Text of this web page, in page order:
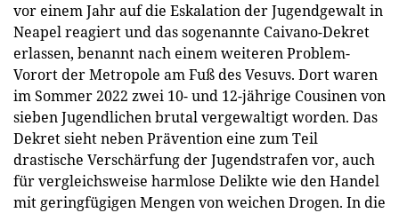
vor einem Jahr auf die Eskalation der Jugendgewalt in
Neapel reagiert und das sogenannte Caivano-Dekret
erlassen, benannt nach einem weiteren Problem-
Vorort der Metropole am Fuß des Vesuvs. Dort waren
im Sommer 2022 zwei 10- und 12-jährige Cousinen von
sieben Jugendlichen brutal vergewaltigt worden. Das
Dekret sieht neben Prävention eine zum Teil
drastische Verschärfung der Jugendstrafen vor, auch
für vergleichsweise harmlose Delikte wie den Handel
mit geringfügigen Mengen von weichen Drogen. In die